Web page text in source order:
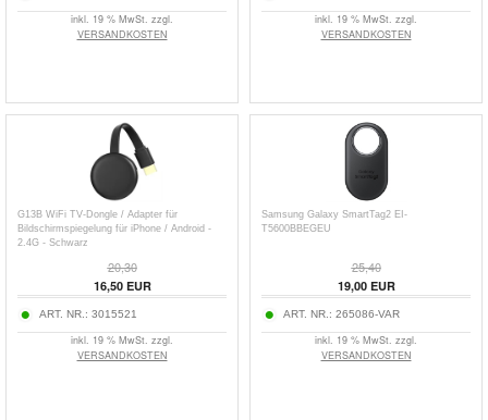
inkl. 19 % MwSt. zzgl.
VERSANDKOSTEN
inkl. 19 % MwSt. zzgl.
VERSANDKOSTEN
G13B WiFi TV-Dongle / Adapter für
Bildschirmspiegelung für iPhone / Android -
2.4G - Schwarz
20,30
16,50EUR
ART. NR.: 3015521
inkl. 19 % MwSt. zzgl.
VERSANDKOSTEN
Samsung Galaxy SmartTag2 EI-
T5600BBEGEU
25,40
19,00EUR
ART. NR.: 265086-VAR
inkl. 19 % MwSt. zzgl.
VERSANDKOSTEN